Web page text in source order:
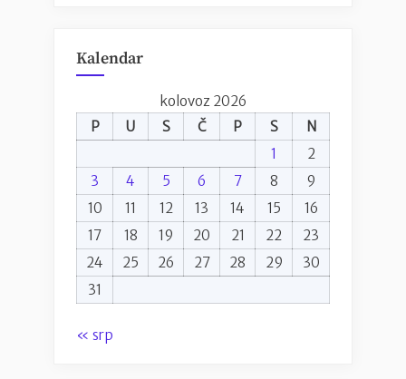
Kalendar
kolovoz 2026
P
U S Č P S
N
1
2
3
4 5 6 7 8
9
10
11 12 13 14 15
16
17
18 19 20 21 22
23
24
25 26 27 28 29
30
31
« srp